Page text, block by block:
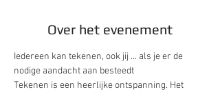
Over het evenement
Iedereen kan tekenen, ook jij ... als je er de
nodige aandacht aan besteedt
Tekenen is een heerlijke ontspanning. Het